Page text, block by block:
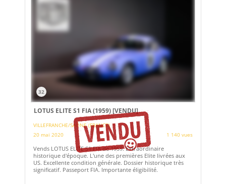
32
LOTUS ELITE S1 FIA (1959)[VENDU]
VILLEFRANCHE/SAÔNE (FRANCE)
20 mai 2020
1 140 vues
Vends LOTUS ELITE S1 FIA de 1959. Extraordinaire
historique d'époque. L'une des premières Elite livrées aux
US. Excellente condition générale. Dossier historique très
significatif. Passeport FIA. Importante éligibilité.